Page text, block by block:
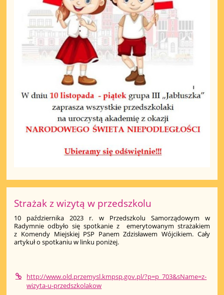
Strażak z wizytą w przedszkolu
10 października 2023 r. w Przedszkolu Samorządowym w
Radymnie odbyło się spotkanie z emerytowanym strażakiem
z Komendy Miejskiej PSP Panem Zdzisławem Wójcikiem. Cały
artykuł o spotkaniu w linku poniżej.
http://www.old.przemysl.kmpsp.gov.pl/?p=p_703&sName=z-
wizyta-u-przedszkolakow